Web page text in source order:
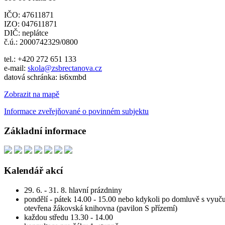
IČO: 47611871
IZO: 047611871
DIČ: neplátce
č.ú.: 2000742329/0800
tel.: +420 272 651 133
e-mail: skola@zsbrectanova.cz
datová schránka: is6xmbd
Zobrazit na mapě
Informace zveřejňované o povinném subjektu
Základní informace
Kalendář akcí
29. 6. - 31. 8. hlavní prázdniny
pondělí - pátek 14.00 - 15.00 nebo kdykoli po domluvě s
otevřena žákovská knihovna (pavilon S přízemí)
každou středu 13.30 - 14.00